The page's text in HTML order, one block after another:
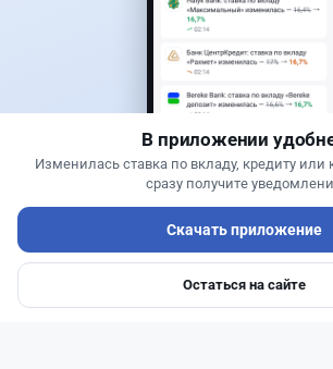
5 августа 2026 г., 13:10
Alatau City Bank разыгрывает 33
какие условия скрываются в
Ипотеки Авто
В приложении
Изменилась ставка по вкладу, кредиту или
сразу получите
Скачать приложение
Остаться на сайте